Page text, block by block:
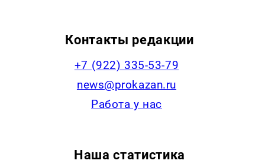
Контакты редакции
+7 (922) 335-53-79
news@prokazan.ru
Работа у нас
Наша статистика